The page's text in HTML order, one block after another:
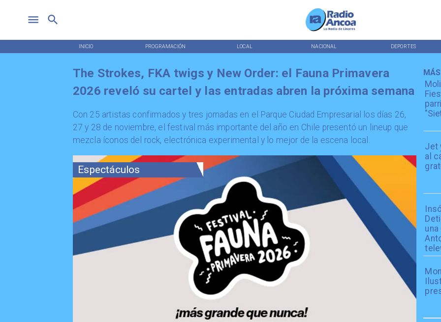
INICIO PROGRAMACIÓN LOCAL NACIONAL DEPORTES
Espectáculos
Jet
al
una
The Strokes, FKA twigs y New Order: el Fauna Primavera
2026 reveló su cartel y las entradas abren la próxima semana
​Con 25 artistas confirmados y tres jornadas en el Parque Ciudad Empresarial los días 26,
27 y 28 de noviembre, el festival más importante del año en Chile presentó un lineup que
mezcla íconos del rock, electrónica experimental y lo mejor de la escena local.